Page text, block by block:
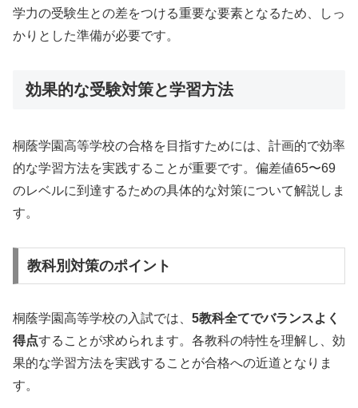
学力の受験生との差をつける重要な要素となるため、しっ
かりとした準備が必要です。
効果的な受験対策と学習方法
桐蔭学園高等学校の合格を目指すためには、計画的で効率
的な学習方法を実践することが重要です。偏差値65〜69
のレベルに到達するための具体的な対策について解説しま
す。
教科別対策のポイント
桐蔭学園高等学校の入試では、 5教科全てでバランスよく
得点することが求められます。各教科の特性を理解し、効
果的な学習方法を実践することが合格への近道となりま
す。